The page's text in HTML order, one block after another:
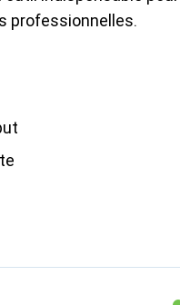
professionnelles.